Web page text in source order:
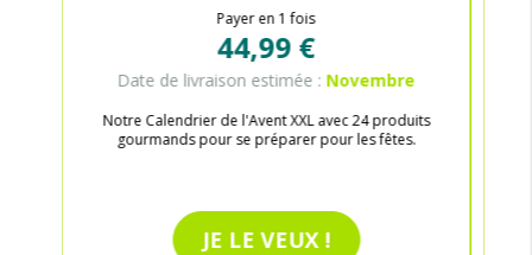
Payer en 1 fois
44,99 €
Date de livraison estimée : Novembre
Notre Calendrier de l'Avent XXL avec 24 produits
gourmands pour se préparer pour les fêtes.
JE LE VEUX !